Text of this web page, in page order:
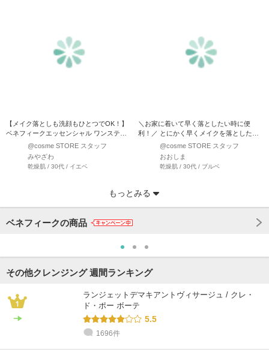
【メイク落としも洗顔もひとつでOK！】
ベネフィークエッセンシャル ワンステッ
@cosme STORE スタッフ
みやざわ
乾燥肌 / 30代 / イエベ
＼お家に着いて早く落としたい時に便
利！／ とにかく早くメイクを落とした
い！って事ありませんか…
@cosme STORE スタッフ
おおしま
乾燥肌 / 30代 / ブルベ
@cosme STORE スタッフ
@cosme STORE スタッフ
@cosme STORE スタッフ
もっとみる
ベネフィークの商品
その他クレンジング 週間ランキング
ランジェットデマキアントヴィサージュ / クレ・
ド・ポー ボーテ
5.5
1696件